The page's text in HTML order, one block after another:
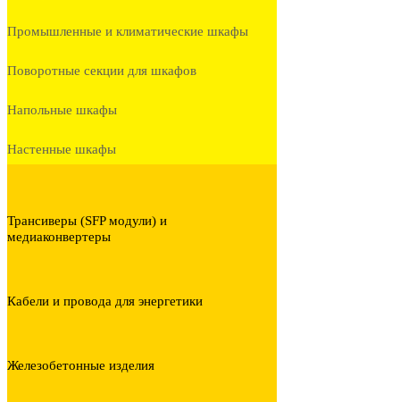
Промышленные и климатические шкафы
Поворотные секции для шкафов
Напольные шкафы
Настенные шкафы
Трансиверы (SFP модули) и
медиаконвертеры
Кабели и провода для энергетики
Железобетонные изделия